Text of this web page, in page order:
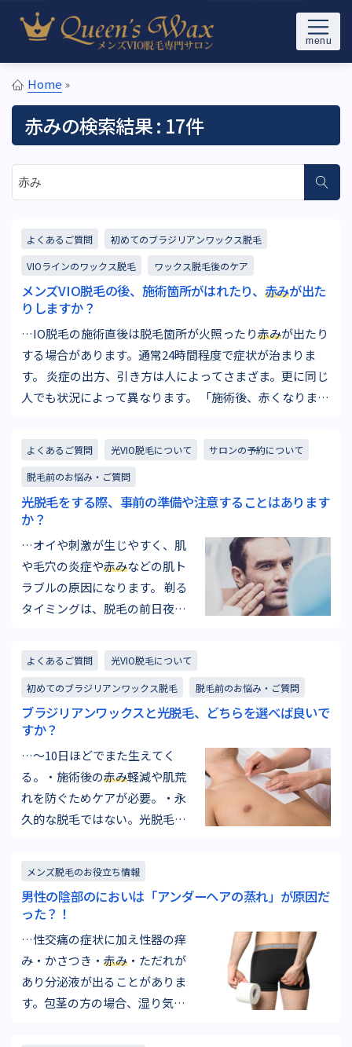
Skip to content
東京メンズブラジリアンワック
ス脱毛専門サロン Queen's
Wax
メンズブラジリアンワックス＆光VIO脱毛サロンQueen’s Wax(ク
イーンズワックス)東京の新宿/池袋/恵比寿駅から徒歩5分以内
Home »
赤みの検索結果 : 17件
サイト内検索
よくあるご質問 初めてのブラジリアンワックス脱毛
VIOラインのワックス脱毛 ワックス脱毛後のケア
メンズVIO脱毛の後、施術箇所がはれたり、 赤みが出た
りしますか？
…IO脱毛の施術直後は脱毛箇所が火照ったり赤みが出たり
する場合があります。通常24時間程度で症状が治まりま
す。 炎症の出方、引き方は人によってさまざま。更に同じ
人でも状況によって異なります。 「施術後、赤くなります
よくあるご質問 光VIO脱毛について サロンの予約について
脱毛前のお悩み・ご質問
光脱毛をする際、事前の準備や注意することはあります
か？
…オイや刺激が生じやすく、肌
や毛穴の炎症や赤みなどの肌ト
ラブルの原因になります。 剃る
タイミングは、脱毛の前日夜ま
です。２～３日前に剃ってしま
うと、毛が伸びてしまい照射で
きない可能性もあるので注意が
必要です。また、剃刀負けなど
でお肌が傷ついてしまった場…
よくあるご質問 光VIO脱毛について
初めてのブラジリアンワックス脱毛 脱毛前のお悩み・ご質問
ブラジリアンワックスと光脱毛、どちらを選べば良いで
すか？
…～10日ほどでまた生えてく
る。・施術後の赤み軽減や肌荒
れを防ぐためケアが必要。・永
久的な脱毛ではない。光脱毛・
る。・比較的痛みは弱い。(輪ゴ
ムで弾かれる程度)・所要時間が
短い。(Wax脱毛と比べると)・比
較的肌へのダメージが少な
い。・事前に剃毛処理をする手
間がある…
メンズ脱毛のお役立ち情報
男性の陰部のにおいは「アンダーヘアの蒸れ」が原因だ
った？！
…性交痛の症状に加え性器の痒
み・かさつき・ 赤み ・ただれが
あり分泌液が出ることがありま
す。包茎の方の場合、湿り気が